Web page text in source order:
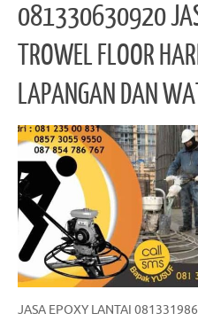
081330630920
TROWEL FLOOR
LAPANGAN DAN
JASA EPOXY LANTAI